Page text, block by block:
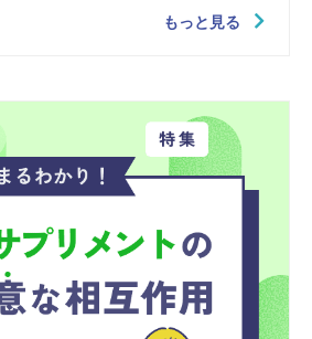
もっと見る